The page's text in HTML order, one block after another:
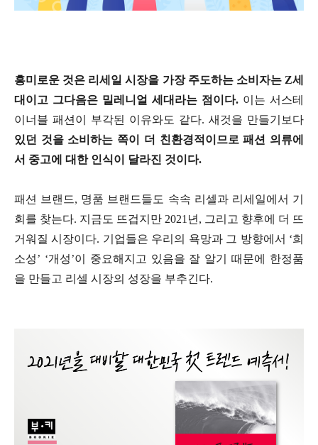
흥미로운 것은 리세일 시장을 가장 주도하는 소비자는 Z세
대이고 그다음은 밀레니얼 세대라는 점이다. 이는 서스테
이너블 패션이 부각된 이유와도 같다. 새것을 만들기보다
있던 것을 소비하는 쪽이 더 친환경적이므로 패션 의류에
서 중고에 대한 인식이 달라진 것이다.
패션 브랜드, 명품 브랜드들도 속속 리셀과 리세일에서 기
회를 찾는다. 지금도 뜨겁지만 2021년, 그리고 향후에 더 뜨
거워질 시장이다. 기업들은 우리의 욕망과 그 방향에서 ‘희
소성’ ‘개성’이 중요해지고 있음을 잘 알기 때문에 한정품
을 만들고 리셀 시장의 성장을 부추긴다.